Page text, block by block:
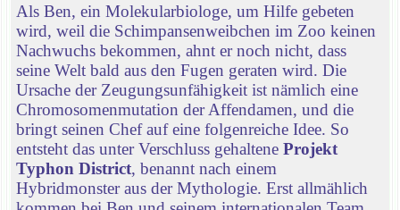
Als Ben, ein Molekularbiologe, um Hilfe gebeten
wird, weil die Schimpansenweibchen im Zoo keinen
Nachwuchs bekommen, ahnt er noch nicht, dass
seine Welt bald aus den Fugen geraten wird. Die
Ursache der Zeugungsunfähigkeit ist nämlich eine
Chromosomenmutation der Affendamen, und die
bringt seinen Chef auf eine folgenreiche Idee. So
entsteht das unter Verschluss gehaltene Projekt
Typhon District, benannt nach einem
Hybridmonster aus der Mythologie. Erst allmählich